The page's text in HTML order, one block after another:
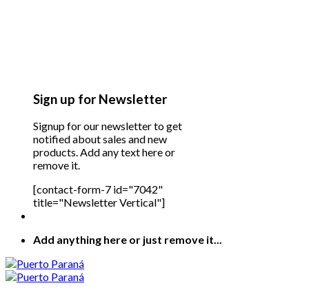
Sign up for Newsletter
Signup for our newsletter to get
notified about sales and new
products. Add any text here or
remove it.
[contact-form-7 id="7042"
title="Newsletter Vertical"]
Add anything here or just remove it...